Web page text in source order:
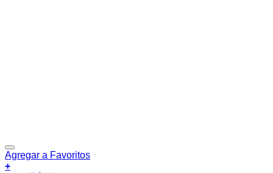
Agregar a Favoritos
+